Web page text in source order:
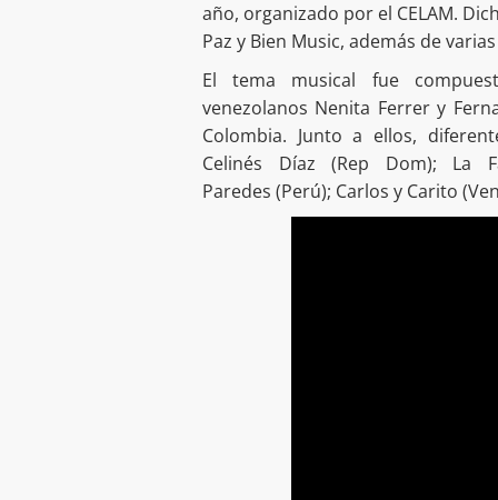
año, organizado por el CELAM.
Paz y Bien Music, además de
El tema musical fue
venezolanos Nenita Ferrer y
Colombia. Junto a ellos,
Celinés Díaz (Rep Dom); La
Paredes (Perú); Carlos y Carito